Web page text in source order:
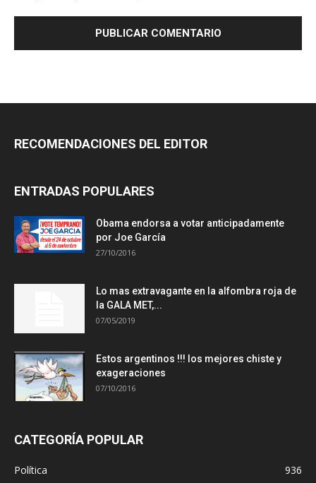
RECOMENDACIONES DEL EDITOR
ENTRADAS POPULARES
Obama endorsa a votar anticipadamente
por Joe García
27/10/2016
Lo mas extravagante en la alfombra roja de
la GALA MET,...
07/05/2019
Estos argentinos !!! los mejores chiste y
exageraciones
07/10/2016
CATEGORÍA POPULAR
Política
936